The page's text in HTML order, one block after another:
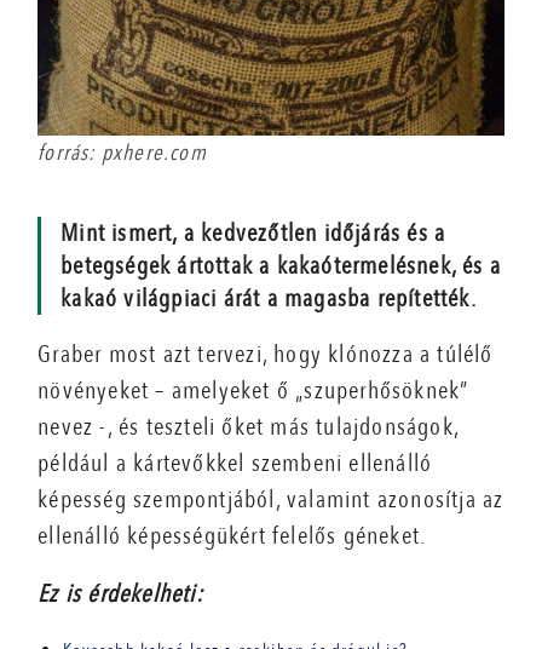
forrás: pxhere.com
Mint ismert, a kedvezőtlen időjárás és a
betegségek ártottak a kakaótermelésnek, és a
kakaó világpiaci árát a magasba repítették.
Graber most azt tervezi, hogy klónozza a túlélő
növényeket – amelyeket ő „szuperhősöknek”
nevez -, és teszteli őket más tulajdonságok,
például a kártevőkkel szembeni ellenálló
képesség szempontjából, valamint azonosítja az
ellenálló képességükért felelős géneket.
Ez is érdekelheti: